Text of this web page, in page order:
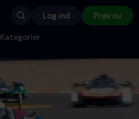
Log ind Prøv nu
Kategorier